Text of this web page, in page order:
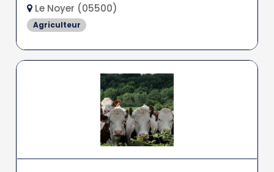
Le Noyer (05500)
Agriculteur